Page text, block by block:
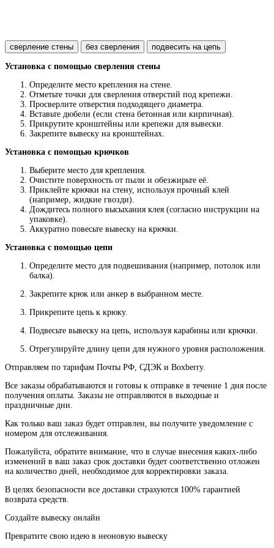
сверление стены без сверления подвесить на цепь
Установка с помощью сверления стены
Определите место крепления на стене.
Отметьте точки для сверления отверстий под крепежи.
Просверлите отверстия подходящего диаметра.
Вставьте дюбели (если стена бетонная или кирпичная).
Прикрутите кронштейны или крепежи для вывески.
Закрепите вывеску на кронштейнах.
Установка с помощью крючков
Выберите место для крепления.
Очистите поверхность от пыли и обезжирьте её.
Приклейте крючки на стену, используя прочный клей
(например, жидкие гвозди).
Дождитесь полного высыхания клея (согласно инструкции на
упаковке).
Аккуратно повесьте вывеску на крючки.
Установка с помощью цепи
Определите место для подвешивания (например, потолок или
балка).
Закрепите крюк или анкер в выбранном месте.
Прикрепите цепь к крюку.
Подвесьте вывеску на цепь, используя карабины или крючки.
Отрегулируйте длину цепи для нужного уровня расположения.
Отправляем по тарифам Почты РФ, СДЭК и Boxberry.
Все заказы обрабатываются и готовы к отправке в течение 1 дня после
получения оплаты Заказы не отправляются в выходные и
праздничные дни
Как только ваш заказ будет отправлен вы получите уведомление с
номером для отслеживания
Пожалуйста , обратите внимание что в случае внесения каких-либо
изменений в ваш заказ срок доставки будет соответственно отложен
на количество дней необходимое для корректировки заказа
В целях безопасности все доставки страхуются 100% гарантией
возврата средств.
Создайте вывеску онлайн
Превратите свою идею в неоновую вывеску